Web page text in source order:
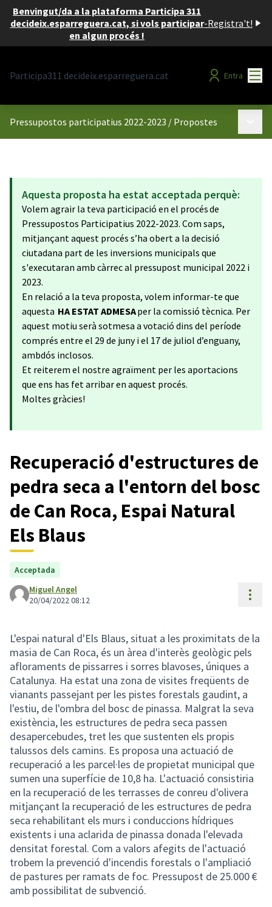
Benvingut/da a la plataforma Participa 311
decideix.esparreguera.cat, si vols participar
en algun procés !
-Registra't!
Participa311 decideix.esparreguera.cat Entra
Pressupostos participatius 2022-2023 / Propostes
Aquesta proposta ha estat acceptada perquè:
Volem agrair la teva participació en el procés de
Pressupostos Participatius 2022-2023. Com saps,
mitjançant aquest procés s’ha obert a la decisió
ciutadana part de les inversions municipals que
s'executaran amb càrrec al pressupost municipal 2022 i
2023.
En relació a la teva proposta, volem informar-te que
aquesta HA ESTAT ADMESAper la comissió tècnica. Per
aquest motiu serà sotmesa a votació dins del període
comprés entre el 29 de juny i el 17 de juliol d’enguany,
ambdós inclosos.
Et reiterem el nostre agraïment per les aportacions
que ens has fet arribar en aquest procés.
Moltes gràcies!
Recuperació d'estructures de
pedra seca a l'entorn del bosc
de Can Roca, Espai Natural
Els Blaus
Acceptada
Miguel Angel
20/04/2022 08:12
L'espai natural d'Els Blaus, situat a les proximitats de la
masia de Can Roca, és un àrea d'interès geològic pels
afloraments de pissarres i sorres blavoses, úniques a
Catalunya. Ha estat una zona de visites freqüents de
vianants passejant per les pistes forestals gaudint, a
l'estiu, de l'ombra del bosc de pinassa. Malgrat la seva
existència, les estructures de pedra seca passen
desapercebudes, tret les que sustenten els propis
talussos dels camins. Es proposa una actuació de
recuperació a les parcel·les de propietat municipal que
sumen una superfície de 10,8 ha. L'actuació consistiria
en la recuperació de les terrasses de conreu d'olivera
mitjançant la recuperació de les estructures de pedra
seca rehabilitant els murs i conduccions hídriques
existents i una aclarida de pinassa donada l'elevada
densitat forestal. Com a valors afegits de l'actuació
trobem la prevenció d'incendis forestals o l'ampliació
de pastures per ramats de foc. Pressupost de 25.000 €
amb possibilitat de subvenció.